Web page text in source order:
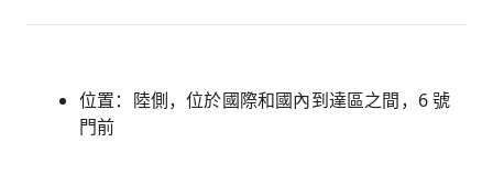
位置：陸側，位於國際和國內到達區之間，6 號
門前